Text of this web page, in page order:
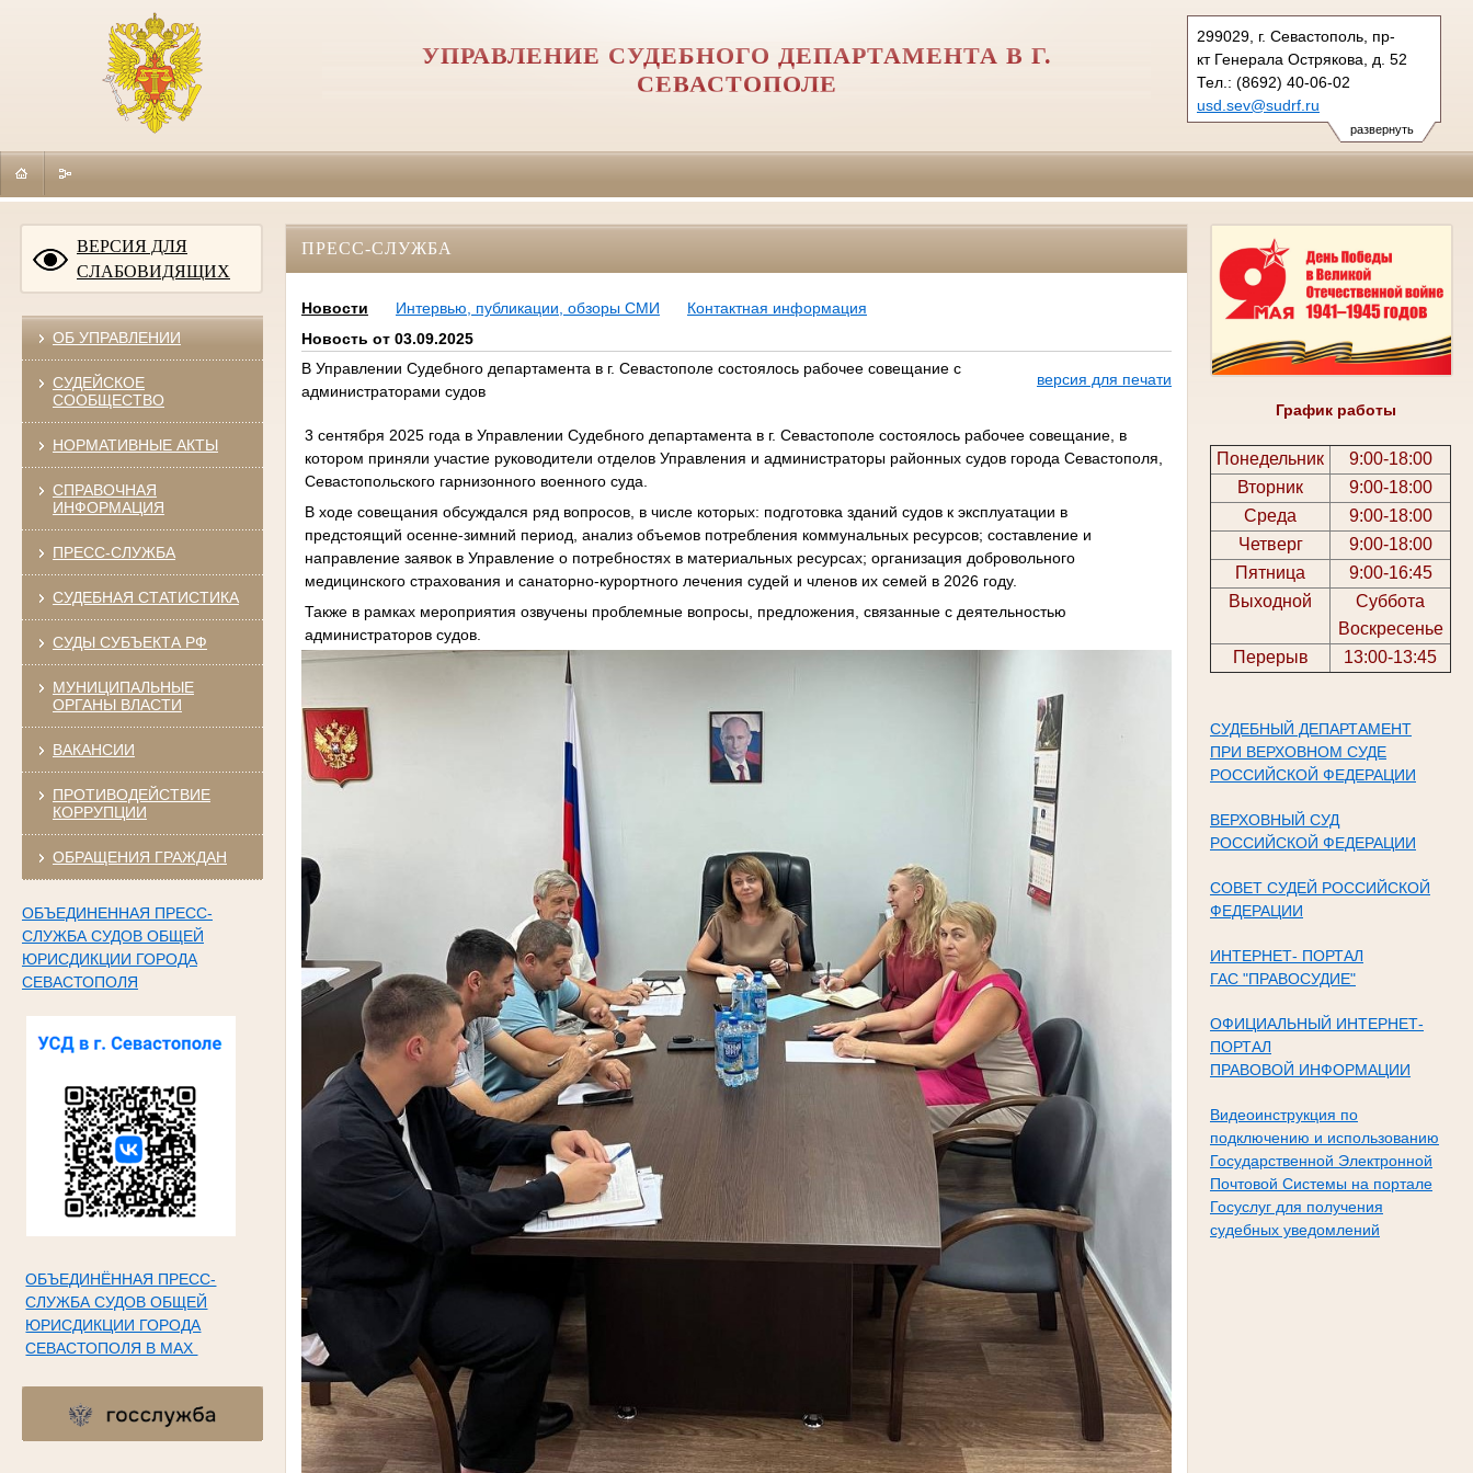
развернуть
299029, г. Севастополь, пр-
кт Генерала Острякова, д. 52
Тел.: (8692) 40-06-02
usd.sev@sudrf.ru
УПРАВЛЕНИЕ СУДЕБНОГО ДЕПАРТАМЕНТА В Г.
СЕВАСТОПОЛЕ
ВЕРСИЯ ДЛЯ
СЛАБОВИДЯЩИХ
ОБ УПРАВЛЕНИИ
СУДЕЙСКОЕ
СООБЩЕСТВО
НОРМАТИВНЫЕ АКТЫ
СПРАВОЧНАЯ
ИНФОРМАЦИЯ
ПРЕСС-СЛУЖБА
СУДЕБНАЯ СТАТИСТИКА
СУДЫ СУБЪЕКТА РФ
МУНИЦИПАЛЬНЫЕ
ОРГАНЫ ВЛАСТИ
ВАКАНСИИ
ПРОТИВОДЕЙСТВИЕ
КОРРУПЦИИ
ОБРАЩЕНИЯ ГРАЖДАН
ОБЪЕДИНЕННАЯ ПРЕСС-
СЛУЖБА СУДОВ ОБЩЕЙ
ЮРИСДИКЦИИ ГОРОДА
СЕВАСТОПОЛЯ
ОБЪЕДИНЁННАЯ ПРЕСС-
СЛУЖБА СУДОВ ОБЩЕЙ
ЮРИСДИКЦИИ ГОРОДА
СЕВАСТОПОЛЯ В МАХ
График работы
Понедельник
9:00-18:00
Вторник
9:00-18:00
Среда
9:00-18:00
Четверг
9:00-18:00
Пятница
9:00-16:45
Выходной
Суббота
Воскресенье
Перерыв
13:00-13:45
СУДЕБНЫЙ ДЕПАРТАМЕНТ
ПРИ ВЕРХОВНОМ СУДЕ
РОССИЙСКОЙ ФЕДЕРАЦИИ
ВЕРХОВНЫЙ СУД
РОССИЙСКОЙ ФЕДЕРАЦИИ
СОВЕТ СУДЕЙ РОССИЙСКОЙ
ФЕДЕРАЦИИ
ИНТЕРНЕТ- ПОРТАЛ
ГАС "ПРАВОСУДИЕ"
ОФИЦИАЛЬНЫЙ ИНТЕРНЕТ-
ПОРТАЛ
ПРАВОВОЙ ИНФОРМАЦИИ
Видеоинструкция по
подключению и использованию
Государственной Электронной
Почтовой Системы на портале
Госуслуг для получения
судебных уведомлений
ПРЕСС-СЛУЖБА
Новости Интервью, публикации, обзоры СМИ
Контактная информация
Новость от 03.09.2025
В Управлении Судебного департамента в г. Севастополе состоялось рабочее совещание с
администраторами судов
версия для печати
3 сентября 2025 года в Управлении Судебного департамента в г. Севастополе состоялось рабочее совещание, в
котором приняли участие руководители отделов Управления и администраторы районных судов города Севастополя,
Севастопольского гарнизонного военного суда.
В ходе совещания обсуждался ряд вопросов, в числе которых: подготовка зданий судов к эксплуатации в
предстоящий осенне-зимний период, анализ объемов потребления коммунальных ресурсов; составление и
направление заявок в Управление о потребностях в материальных ресурсах; организация добровольного
медицинского страхования и санаторно-курортного лечения судей и членов их семей в 2026 году.
Также в рамках мероприятия озвучены проблемные вопросы, предложения, связанные с деятельностью
администраторов судов.